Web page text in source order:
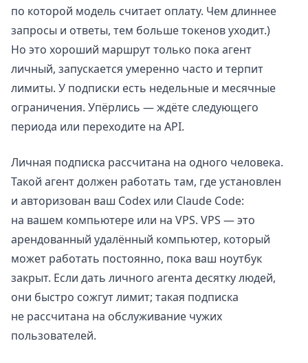
по которой модель считает оплату. Чем длиннее
запросы и ответы, тем больше токенов уходит.)
Но это хороший маршрут только пока агент
личный, запускается умеренно часто и терпит
лимиты. У подписки есть недельные и месячные
ограничения. Упёрлись — ждёте следующего
периода или переходите на API.
Личная подписка рассчитана на одного человека.
Такой агент должен работать там, где установлен
и авторизован ваш Codex или Claude Code:
на вашем компьютере или на VPS. VPS — это
арендованный удалённый компьютер, который
может работать постоянно, пока ваш ноутбук
закрыт. Если дать личного агента десятку людей,
они быстро сожгут лимит; такая подписка
не рассчитана на обслуживание чужих
пользователей.